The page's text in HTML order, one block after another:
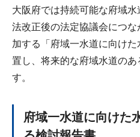
大阪府では持続可能な府域
法改正後の法定協議会につ
加する「府域一水道に向け
置し、将来的な府域水道のあ
す。
府域一水道に向けた